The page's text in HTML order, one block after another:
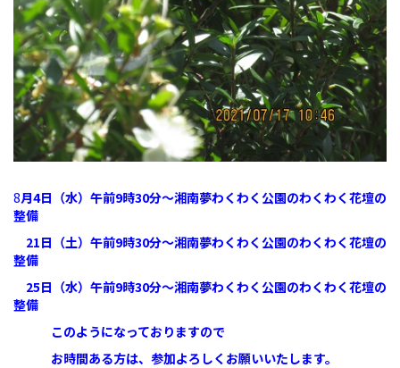
8月4日（水）午前9時30分～湘南夢わくわく公園のわくわく花壇の
整備
21日（土）午前9時30分～湘南夢わくわく公園のわくわく花壇の
整備
25日（水）午前9時30分～湘南夢わくわく公園のわくわく花壇の
整備
このようになっておりますので
お時間ある方は、参加よろしくお願いいたします。